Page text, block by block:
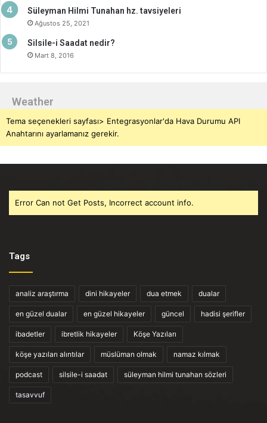
Süleyman Hilmi Tunahan hz. tavsiyeleri
Ağustos 25, 2021
Silsile-i Saadat nedir?
Mart 8, 2016
Weather
Tema seçenekleri sayfası> Entegrasyonlar'da Hava Durumu API
Anahtarını ayarlamanız gerekir.
Error Can not Get Posts, Incorrect account info.
Tags
analiz araştırma dini hikayeler dua etmek dualar
en güzel dualar en güzel hikayeler güncel hadisi şerifler
ibadetler ibretlik hikayeler Köşe Yazıları
köşe yazıları alıntılar müslüman olmak namaz kılmak
podcast silsile-i saadat süleyman hilmi tunahan sözleri
tasavvuf